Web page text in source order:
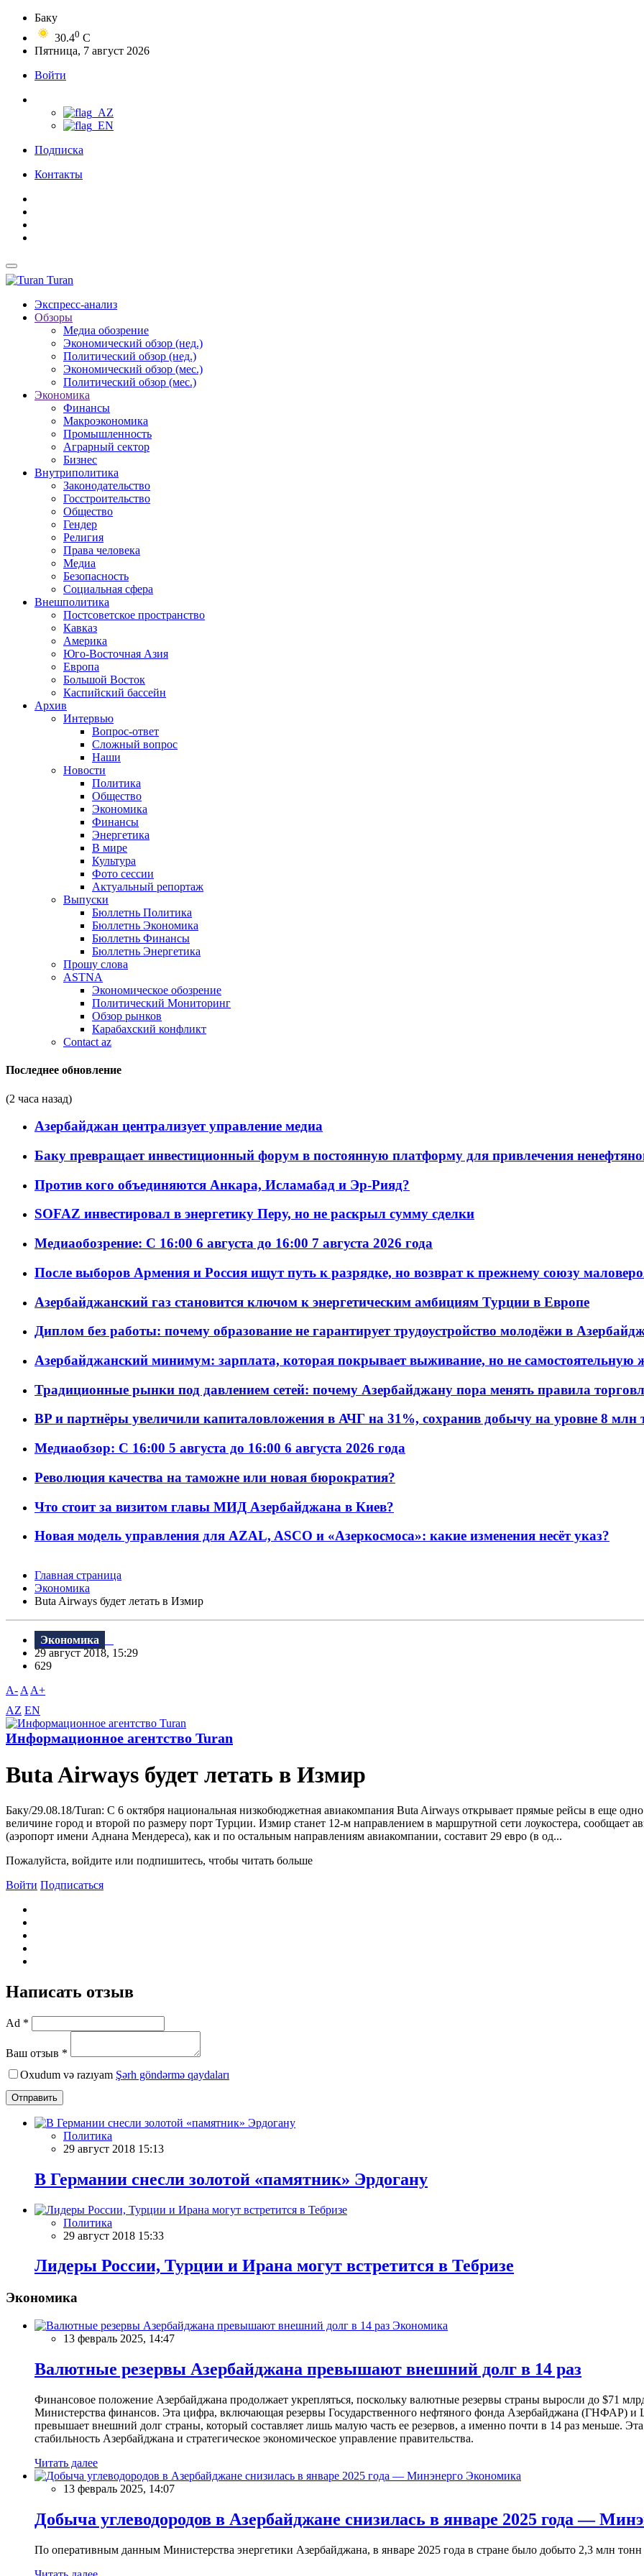
Баку
30.40 C
Пятница, 7 август 2026
Войти
Подписка
Контакты
Turan
Экспресс-анализ
Обзоры
Медиа обозрение
Экономический обзор (нед.)
Политический обзор (нед.)
Экономический обзор (мес.)
Политический обзор (мес.)
Экономика
Финансы
Макроэкономика
Промышленность
Аграрный сектор
Бизнес
Внутриполитика
Законодательство
Госстроительство
Общество
Гендер
Религия
Права человека
Медиа
Безопасность
Социальная сфера
Внешполитика
Постсоветское пространство
Кавказ
Америка
Юго-Восточная Азия
Европа
Большой Восток
Каспийский бассейн
Архив
Интервью
Вопрос-ответ
Сложный вопрос
Наши
Новости
Политика
Общество
Экономика
Финансы
Энергетика
В мире
Культура
Фото сессии
Актуальный репортаж
Выпуски
Бюллетнь Политика
Бюллетнь Экономика
Бюллетнь Финансы
Бюллетнь Энергетика
Прошу слова
ASTNA
Экономическое обозрение
Политический Мониторинг
Обзор рынков
Карабахский конфликт
Contact az
Последнее обновление
(2 часа назад)
Азербайджан централизует управление медиа
Баку превращает инвестиционный форум в постоянную платформу для привлечения
Против кого объединяются Анкара, Исламабад и Эр-Рияд?
SOFAZ инвестировал в энергетику Перу, но не раскрыл сумму сделки
Медиаобозрение: С 16:00 6 августа до 16:00 7 августа 2026 года
После выборов Армения и Россия ищут путь к разрядке, но возврат к прежнему союзу
Азербайджанский газ становится ключом к энергетическим амбициям Турции в Европе
Диплом без работы: почему образование не гарантирует трудоустройство молодёжи в
Азербайджанский минимум: зарплата, которая покрывает выживание, но не самостоятельную
Традиционные рынки под давлением сетей: почему Азербайджану пора менять правила
BP и партнёры увеличили капиталовложения в АЧГ на 31%, сохранив добычу на уровне 8 млн
Медиаобзор: С 16:00 5 августа до 16:00 6 августа 2026 года
Революция качества на таможне или новая бюрократия?
Что стоит за визитом главы МИД Азербайджана в Киев?
Новая модель управления для AZAL, ASCO и «Азеркосмоса»: какие изменения несёт указ?
Главная страница
Экономика
Buta Airways будет летать в Измир
Экономика
29 август 2018, 15:29
629
A- A A+
AZ EN
Информационное агентство Turan
Buta Airways будет летать в Измир
Баку/29.08.18/Turan: С 6 октября национальная низкобюджетная авиакомпания Buta Airways открывает прямые рейсы в еще
величине город и второй по размеру порт Турции. Измир станет 12-м направлением в маршрутной сети лоукостера,
(аэропорт имени Аднана Мендереса), как и по остальным направлениям авиакомпании, составит 29 евро (в од...
Пожалуйста, войдите или подпишитесь, чтобы читать больше
Войти Подписаться
Написать отзыв
Ad *
Ваш отзыв *
Oxudum və razıyam Şərh göndərmə qaydaları
Отправить
Политика
29 август 2018 15:13
В Германии снесли золотой «памятник» Эрдогану
Политика
29 август 2018 15:33
Лидеры России, Турции и Ирана могут встретится в Тебризе
Экономика
Экономика
13 февраль 2025, 14:47
Валютные резервы Азербайджана превышают внешний долг в 14 раз
Финансовое положение Азербайджана продолжает укрепляться, поскольку валютные резервы страны выросли до $71
Министерства финансов. Эта цифра, включающая резервы Государственного нефтяного фонда Азербайджана (ГНФАР) и
превышает внешний долг страны, который составляет лишь малую часть ее резервов, а именно почти в 14 раз меньше.
стабильность Азербайджана и стратегическое экономическое управление правительства.
Читать далее
Экономика
13 февраль 2025, 14:07
Добыча углеводородов в Азербайджане снизилась в январе 2025 года —
По оперативным данным Министерства энергетики Азербайджана, в январе 2025 года в стране было добыто 2,3 млн тонн